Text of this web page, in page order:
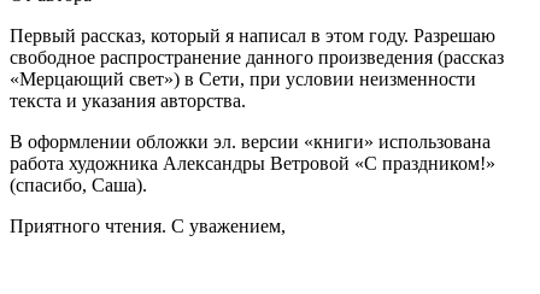
Первый рассказ, который я написал в этом году. Разрешаю
свободное распространение данного произведения (рассказ
«Мерцающий свет») в Сети, при условии неизменности
текста и указания авторства.
В оформлении обложки эл. версии «книги» использована
работа художника Александры Ветровой «С праздником!»
(спасибо, Саша).
Приятного чтения. С уважением,